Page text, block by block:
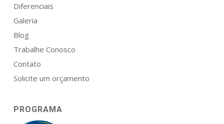
Diferenciais
Galeria
Blog
Trabalhe Conosco
Contato
Solicite um orçamento
PROGRAMA